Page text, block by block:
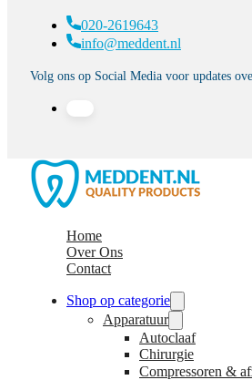
020-2619643
info@meddent.nl
Volg ons op Social Media voor updates
Home
Over Ons
Contact
Shop op categorie
Apparatuur
Autoclaaf
Chirurgie
Compressoren &